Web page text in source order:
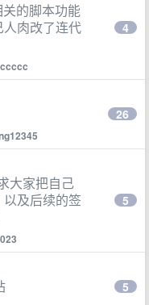
的脚本功能
肉改了连代
4
26
大家把自己
及后续的签
5
5